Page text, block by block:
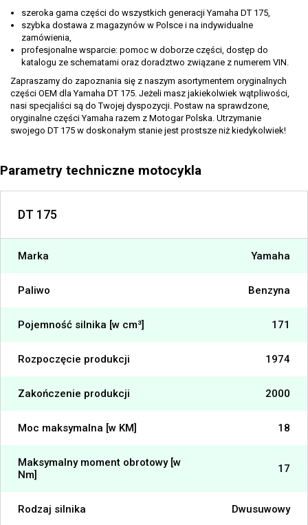
szeroka gama części do wszystkich generacji Yamaha DT 175,
szybka dostawa z magazynów w Polsce i na indywidualne
zamówienia,
profesjonalne wsparcie: pomoc w doborze części, dostęp do
katalogu ze schematami oraz doradztwo związane z numerem VIN.
Zapraszamy do zapoznania się z naszym asortymentem oryginalnych
części OEM dla Yamaha DT 175. Jeżeli masz jakiekolwiek wątpliwości,
nasi specjaliści są do Twojej dyspozycji. Postaw na sprawdzone,
oryginalne części Yamaha razem z Motogar Polska. Utrzymanie
swojego DT 175 w doskonałym stanie jest prostsze niż kiedykolwiek!
Parametry techniczne motocykla
DT 175
Marka Yamaha
Paliwo Benzyna
Pojemność silnika [w cm³] 171
Rozpoczęcie produkcji 1974
Zakończenie produkcji 2000
Moc maksymalna [w KM] 18
Maksymalny moment obrotowy [w
Nm]
17
Rodzaj silnika Dwusuwowy